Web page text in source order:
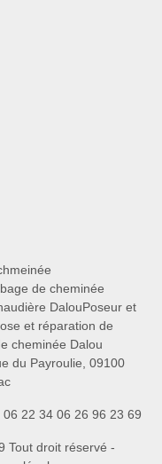
de cheminée
DalouPoseur et
et réparation de
cheminée Dalou
du Payroulie, 09100
06 22 34 06 26 96 23 69
Tout droit réservé -